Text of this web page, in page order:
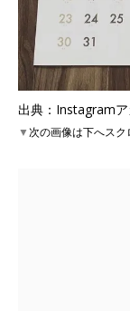
出典：Instagramア
▼次の画像は下へス